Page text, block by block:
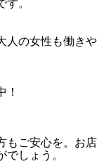
。
人の女性も働きや
！
もご安心を。お店
しょう。